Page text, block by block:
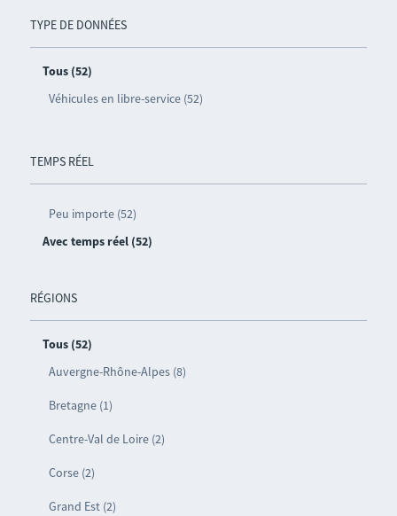
TYPE DE DONNÉES
Tous (52)
Véhicules en libre-service (52)
TEMPS RÉEL
Peu importe (52)
Avec temps réel (52)
RÉGIONS
Tous (52)
Auvergne-Rhône-Alpes (8)
Bretagne (1)
Centre-Val de Loire (2)
Corse (2)
Grand Est (2)